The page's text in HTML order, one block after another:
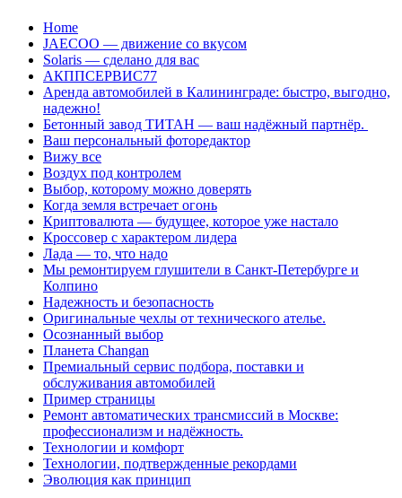
Перейти
содержанию
Home
JAECOO — движение со вкусом
Solaris — сделано для вас
АКППСЕРВИС77
Аренда автомобилей в Калининграде: быстро, выгодно,
надежно!
Бетонный завод ТИТАН — ваш надёжный партнёр.
Ваш персональный фоторедактор
Вижу все
Воздух под контролем
Выбор, которому можно доверять
Когда земля встречает огонь
Криптовалюта — будущее, которое уже настало
Кроссовер с характером лидера
Лада — то, что надо
Мы ремонтируем глушители в Санкт-Петербурге и
Колпино
Надежность и безопасность
Оригинальные чехлы от технического ателье.
Осознанный выбор
Планета Changan
Премиальный сервис подбора, поставки и
обслуживания автомобилей
Пример страницы
Ремонт автоматических трансмиссий в Москве:
профессионализм и надёжность.
Технологии и комфорт
Технологии, подтвержденные рекордами
Эволюция как принцип